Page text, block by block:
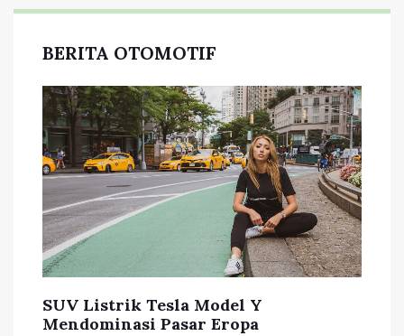
BERITA OTOMOTIF
SUV Listrik Tesla Model Y
Mendominasi Pasar Eropa